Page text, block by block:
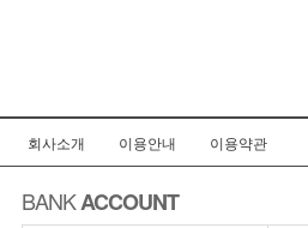
회사소개 이용안내 이용약관
BANKACCOUNT